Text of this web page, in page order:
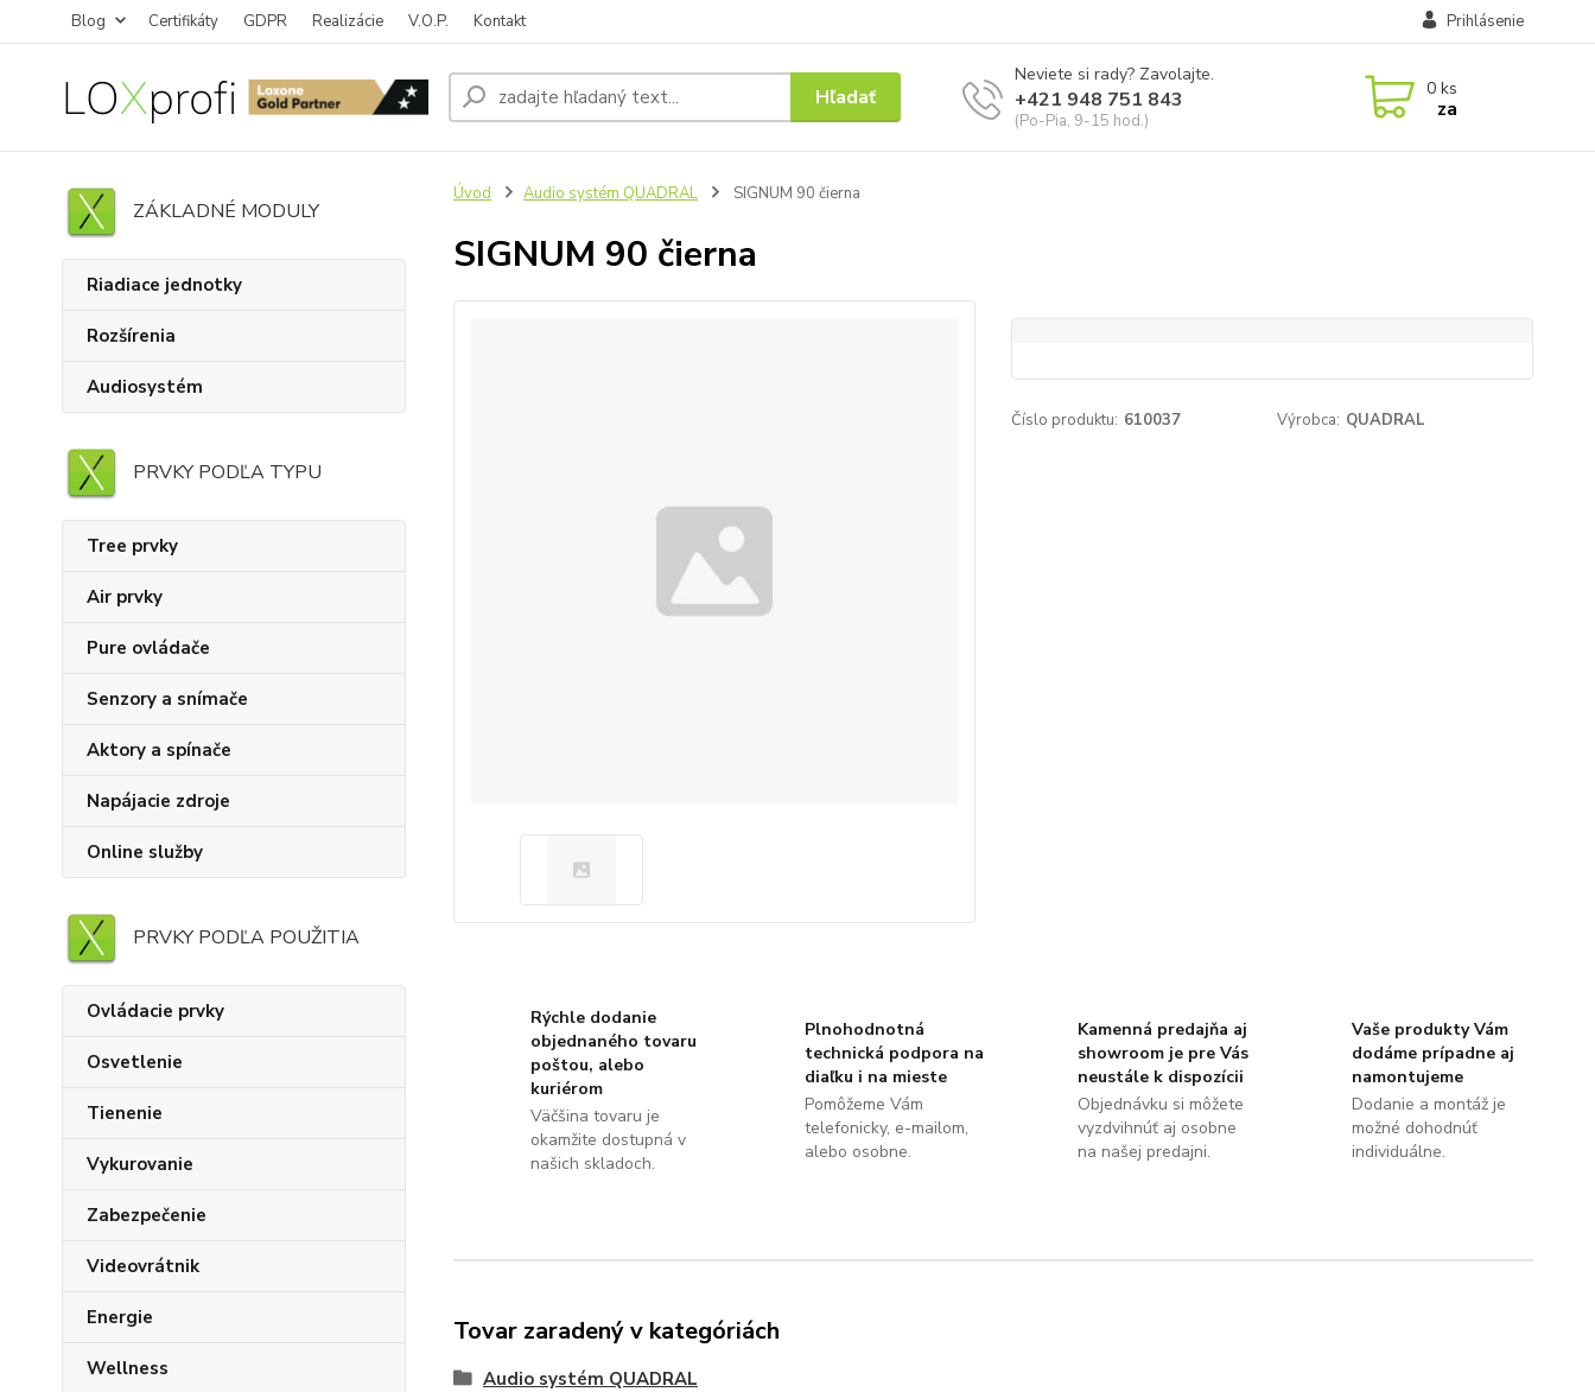
Blog Certifikáty GDPR Realizácie V.O.P. Kontakt Prihlásenie
Hľadať
Neviete si rady? Zavolajte.
+421 948 751 843
(Po-Pia, 9-15 hod.)
0 ks
za
ZÁKLADNÉ MODULY
Riadiace jednotky
Rozšírenia
Audiosystém
PRVKY PODĽA TYPU
Tree prvky
Air prvky
Pure ovládače
Senzory a snímače
Aktory a spínače
Napájacie zdroje
Online služby
PRVKY PODĽA POUŽITIA
Ovládacie prvky
Osvetlenie
Tienenie
Vykurovanie
Zabezpečenie
Videovrátnik
Energie
Wellness
Úvod Audio systém QUADRAL SIGNUM 90 čierna
SIGNUM 90 čierna
Číslo produktu: 610037 Výrobca: QUADRAL
Rýchle dodanie
objednaného tovaru
poštou, alebo
kuriérom
Väčšina tovaru je
okamžite dostupná v
našich skladoch.
Plnohodnotná
technická podpora na
diaľku i na mieste
Pomôžeme Vám
telefonicky, e-mailom,
alebo osobne.
Kamenná predajňa aj
showroom je pre Vás
neustále k dispozícii
Objednávku si môžete
vyzdvihnúť aj osobne
na našej predajni.
Vaše produkty Vám
dodáme prípadne aj
namontujeme
Dodanie a montáž je
možné dohodnúť
individuálne.
Tovar zaradený v kategóriách
Audio systém QUADRAL